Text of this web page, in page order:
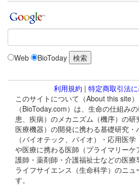
Web BioToday
利用規約 | 特定商取引法
このサイトについて（About this site
（BioToday.com）は、生命の仕組み
患、疾病）のメカニズム（機序）の研
医療機器）の開発に携わる基礎研究・
（バイオテック、バイオ）・応用医
や医療に携わる医師（プライマリー
護師・薬剤師・介護福祉士などの医
ライフサイエンス（生命科学）のニュ
す。